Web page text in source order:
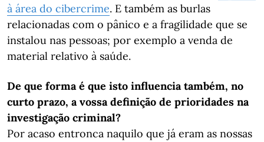
à área do cibercrime. E também as burlas
relacionadas com o pânico e a fragilidade que se
instalou nas pessoas; por exemplo a venda de
material relativo à saúde.
De que forma é que isto influencia também, no
curto prazo, a vossa definição de prioridades na
investigação criminal?
Por acaso entronca naquilo que já eram as nossas